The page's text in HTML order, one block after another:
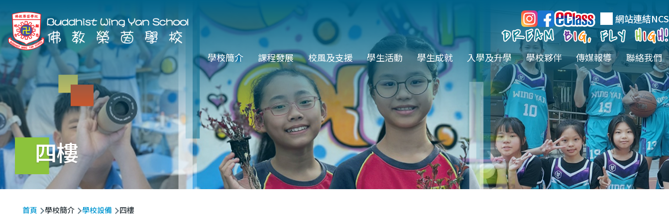
移至主內容
網站連結NCS
Main
navigation
學校簡介 課程發展 校風及支援 學生活動 學生成就 入學及升學 學校夥伴 傳媒報導 聯絡我們
四樓
航
首頁 學校簡介 學校設備 四樓